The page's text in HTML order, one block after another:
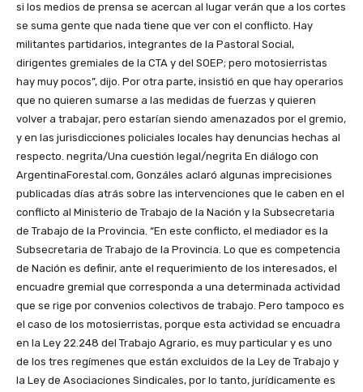
si los medios de prensa se acercan al lugar verán que a los cortes
se suma gente que nada tiene que ver con el conflicto. Hay
militantes partidarios, integrantes de la Pastoral Social,
dirigentes gremiales de la CTA y del SOEP; pero motosierristas
hay muy pocos”, dijo. Por otra parte, insistió en que hay operarios
que no quieren sumarse a las medidas de fuerzas y quieren
volver a trabajar, pero estarían siendo amenazados por el gremio,
y en las jurisdicciones policiales locales hay denuncias hechas al
respecto. negrita/Una cuestión legal/negrita En diálogo con
ArgentinaForestal.com, Gonzáles aclaró algunas imprecisiones
publicadas días atrás sobre las intervenciones que le caben en el
conflicto al Ministerio de Trabajo de la Nación y la Subsecretaria
de Trabajo de la Provincia. “En este conflicto, el mediador es la
Subsecretaria de Trabajo de la Provincia. Lo que es competencia
de Nación es definir, ante el requerimiento de los interesados, el
encuadre gremial que corresponda a una determinada actividad
que se rige por convenios colectivos de trabajo. Pero tampoco es
el caso de los motosierristas, porque esta actividad se encuadra
en la Ley 22.248 del Trabajo Agrario, es muy particular y es uno
de los tres regímenes que están excluidos de la Ley de Trabajo y
la Ley de Asociaciones Sindicales, por lo tanto, jurídicamente es